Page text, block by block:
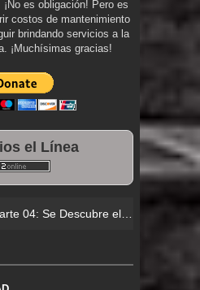
es obligación! Pero es
costos de mantenimiento
brindando servicios a la
¡Muchísimas gracias!
el Línea
04: Se Descubre el Pastel